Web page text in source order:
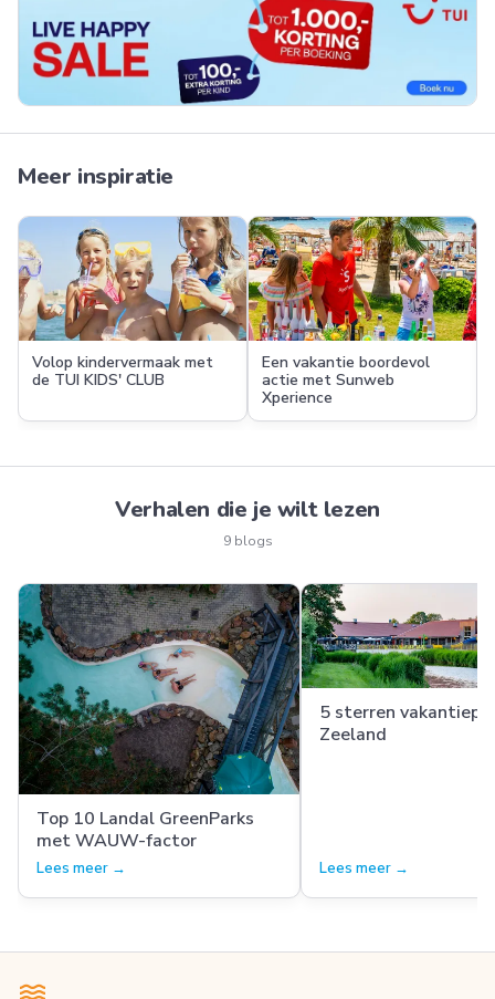
Meer inspiratie
Volop kindervermaak met
de TUI KIDS' CLUB
Een vakantie boordevol
actie met Sunweb
Xperience
Verhalen die je wilt lezen
9 blogs
Top 10 Landal GreenParks
met WAUW-factor
Lees meer →
5 sterren
Zeeland
Lees meer →